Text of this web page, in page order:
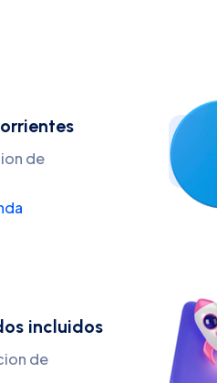
de
incluidos
de